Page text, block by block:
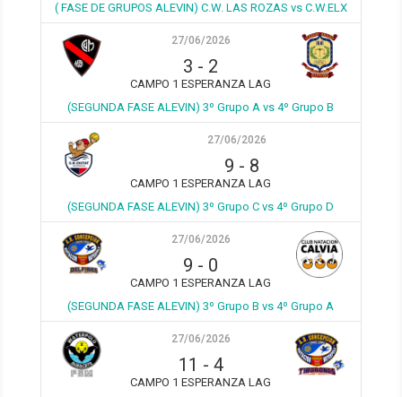
( FASE DE GRUPOS ALEVIN) C.W. LAS ROZAS vs C.W.ELX
27/06/2026
3 - 2
CAMPO 1 ESPERANZA LAG
(SEGUNDA FASE ALEVIN) 3º Grupo A vs 4º Grupo B
27/06/2026
9 - 8
CAMPO 1 ESPERANZA LAG
(SEGUNDA FASE ALEVIN) 3º Grupo C vs 4º Grupo D
27/06/2026
9 - 0
CAMPO 1 ESPERANZA LAG
(SEGUNDA FASE ALEVIN) 3º Grupo B vs 4º Grupo A
27/06/2026
11 - 4
CAMPO 1 ESPERANZA LAG